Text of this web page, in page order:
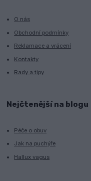
O nás
Obchodní podmínky
Reklamace a vrácení
Kontakty
Rady a tipy
Nejčtenější na blogu
Péče o obuv
Jak na puchýře
Hallux vagus